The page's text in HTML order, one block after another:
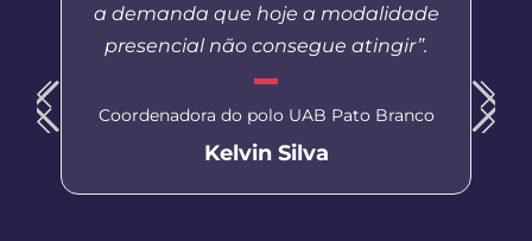
a demanda que hoje a modalidade
presencial não consegue atingir”.
Coordenadora do polo UAB Pato Branco
Kelvin Silva